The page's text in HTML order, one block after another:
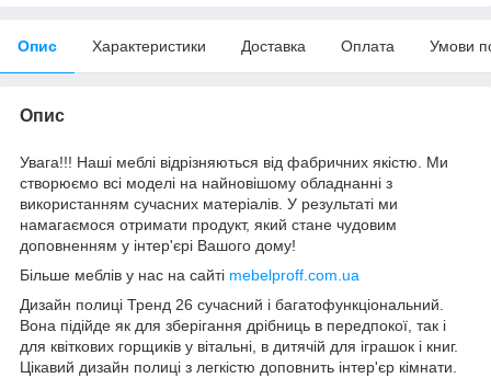
Опис Характеристики Доставка Оплата Умови
Опис
Увага!!! Наші меблі відрізняються від фабричних якістю. Ми
створюємо всі моделі на найновішому обладнанні з
використанням сучасних матеріалів. У результаті ми
намагаємося отримати продукт, який стане чудовим
доповненням у інтер'єрі Вашого дому!
Більше меблів у нас на сайті mebelproff.com.ua
Дизайн полиці Тренд 26 сучасний і багатофункціональний.
Вона підійде як для зберігання дрібниць в передпокої, так і
для квіткових горщиків у вітальні, в дитячій для іграшок і книг.
Цікавий дизайн полиці з легкістю доповнить інтер'єр кімнати.